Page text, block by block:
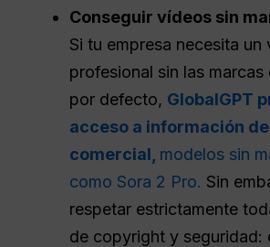
Conseguir vídeos sin
Si tu empresa necesita
profesional sin las marcas
por defecto, GlobalGPT
acceso a información
comercial, modelos sin
como Sora 2 Pro. Sin
respetar estrictamente
de copyright y seguridad: